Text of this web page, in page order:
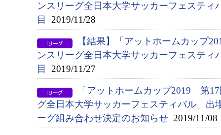
ンスリーグ全日本大学サッカーフェスティ
目
2019/11/28
【結果】「アットホームカップ
ンスリーグ全日本大学サッカーフェスティ
目
2019/11/27
「アットホームカップ2019 第
グ全日本大学サッカーフェスティバル」出
ーグ組み合わせ決定のお知らせ 2019/11/08